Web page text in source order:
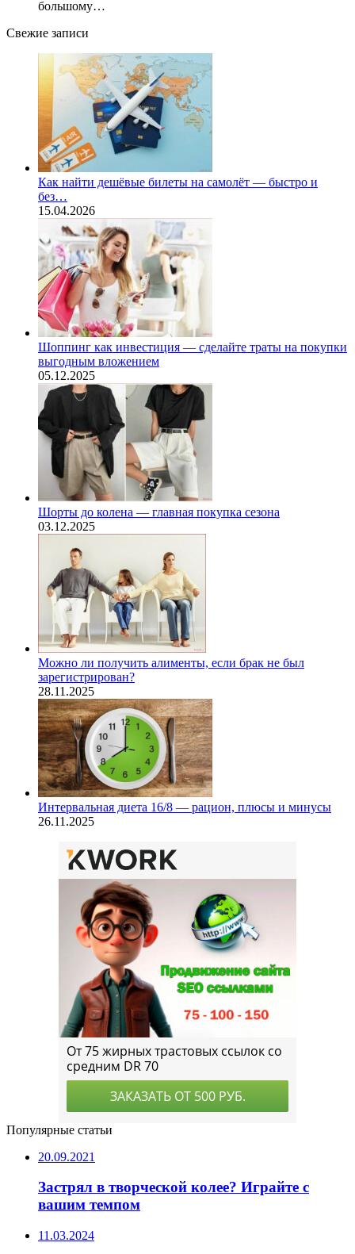
большому…
Свежие записи
Как найти дешёвые билеты на самолёт — быстро и
без…
15.04.2026
Шоппинг как инвестиция — сделайте траты на покупки
выгодным вложением
05.12.2025
Шорты до колена — главная покупка сезона
03.12.2025
Можно ли получить алименты, если брак не был
зарегистрирован?
28.11.2025
Интервальная диета 16/8 — рацион, плюсы и минусы
26.11.2025
Популярные статьи
20.09.2021
Застрял в творческой колее? Играйте с
вашим темпом
11.03.2024